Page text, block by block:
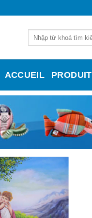
pour :
ACCUEIL PRODUIT